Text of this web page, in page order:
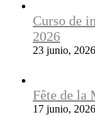
Curso de
2026
23 junio, 2026
Fête de la
17 junio, 2026